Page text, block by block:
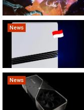
News
News